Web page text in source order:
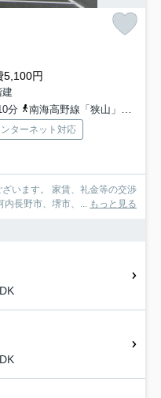
5,100円
分
南海高野線「狭山」駅 徒歩13分
ターネット対応
います。 家賃、礼金等の交渉
内長野市、堺市、... もっと見る